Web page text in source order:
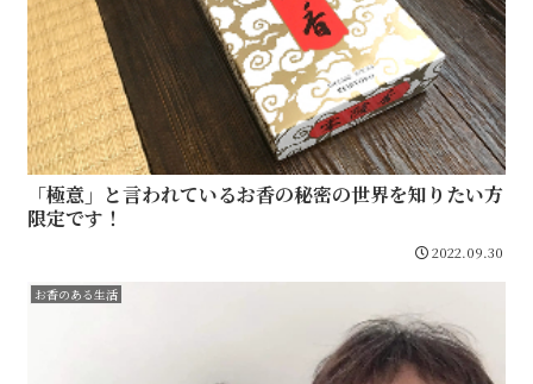
「極意」と言われているお香の秘密の世界を知りたい方
限定です！
2022.09.30
お香のある生活